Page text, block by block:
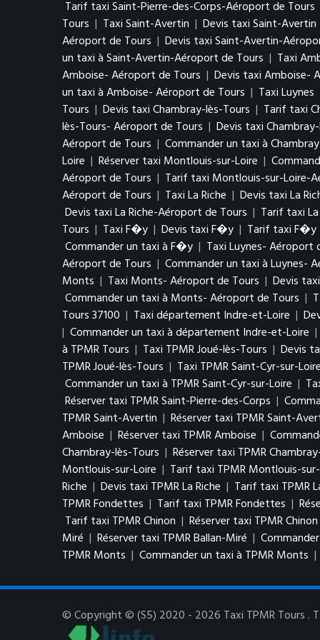
Tarif taxi Saint-Pierre-des-Corps-Aéroport de Tours
Tours | Taxi Saint-Avertin | Devis taxi Saint-Avertin
Aéroport de Tours | Devis taxi Saint-Avertin-
un taxi à Saint-Avertin-Aéroport de Tours | Taxi
Amboise- Aéroport de Tours | Devis taxi Amboise-
un taxi à Amboise- Aéroport de Tours | Taxi Luynes
Tours | Devis taxi Chambray-lès-Tours | Tarif taxi
lès-Tours- Aéroport de Tours | Devis taxi
Aéroport de Tours | Commander un taxi à
Loire | Réserver taxi Montlouis-sur-Loire |
Aéroport de Tours | Tarif taxi Montlouis-sur-Loire-
Aéroport de Tours | Taxi La Riche | Devis taxi La
Devis taxi La Riche-Aéroport de Tours | Tarif taxi
Tours | Taxi F�y | Devis taxi F�y | Tarif taxi F�y
Commander un taxi à F�y | Taxi Luynes- Aéroport
Aéroport de Tours | Commander un taxi à Luynes-
Monts | Taxi Monts- Aéroport de Tours | Devis
Commander un taxi à Monts- Aéroport de Tours |
Tours 37100 | Taxi département Indre-et-Loire |
| Commander un taxi à département Indre-et-Loire |
à TPMR Tours | Taxi TPMR Joué-lès-Tours | Devis
TPMR Joué-lès-Tours | Taxi TPMR Saint-Cyr-sur-
Commander un taxi à TPMR Saint-Cyr-sur-Loire |
Réserver taxi TPMR Saint-Pierre-des-Corps |
TPMR Saint-Avertin | Réserver taxi TPMR Saint-
Amboise | Réserver taxi TPMR Amboise |
Chambray-lès-Tours | Réserver taxi TPMR
Montlouis-sur-Loire | Tarif taxi TPMR Montlouis-
Riche | Devis taxi TPMR La Riche | Tarif taxi TPMR
TPMR Fondettes | Tarif taxi TPMR Fondettes |
Tarif taxi TPMR Chinon | Réserver taxi TPMR Chinon
Miré | Réserver taxi TPMR Ballan-Miré |
TPMR Monts | Commander un taxi à TPMR Monts |
© Copyright © (S5) 2020 - 2026 Taxi TPMR Tours .